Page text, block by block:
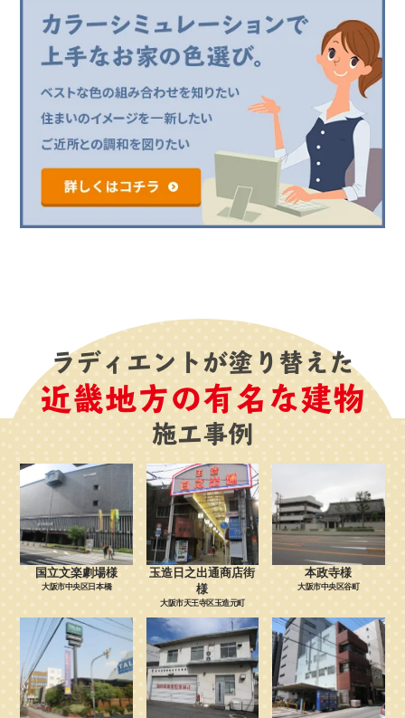
ラディエントが塗り替えた
近畿地方の有名な建物
施工事例
国立文楽劇場様
大阪市中央区日本橋
玉造日之出通商店街
様
大阪市天王寺区玉造元町
本政寺様
大阪市中央区谷町